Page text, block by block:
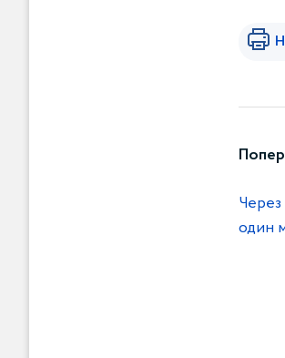
Через
один